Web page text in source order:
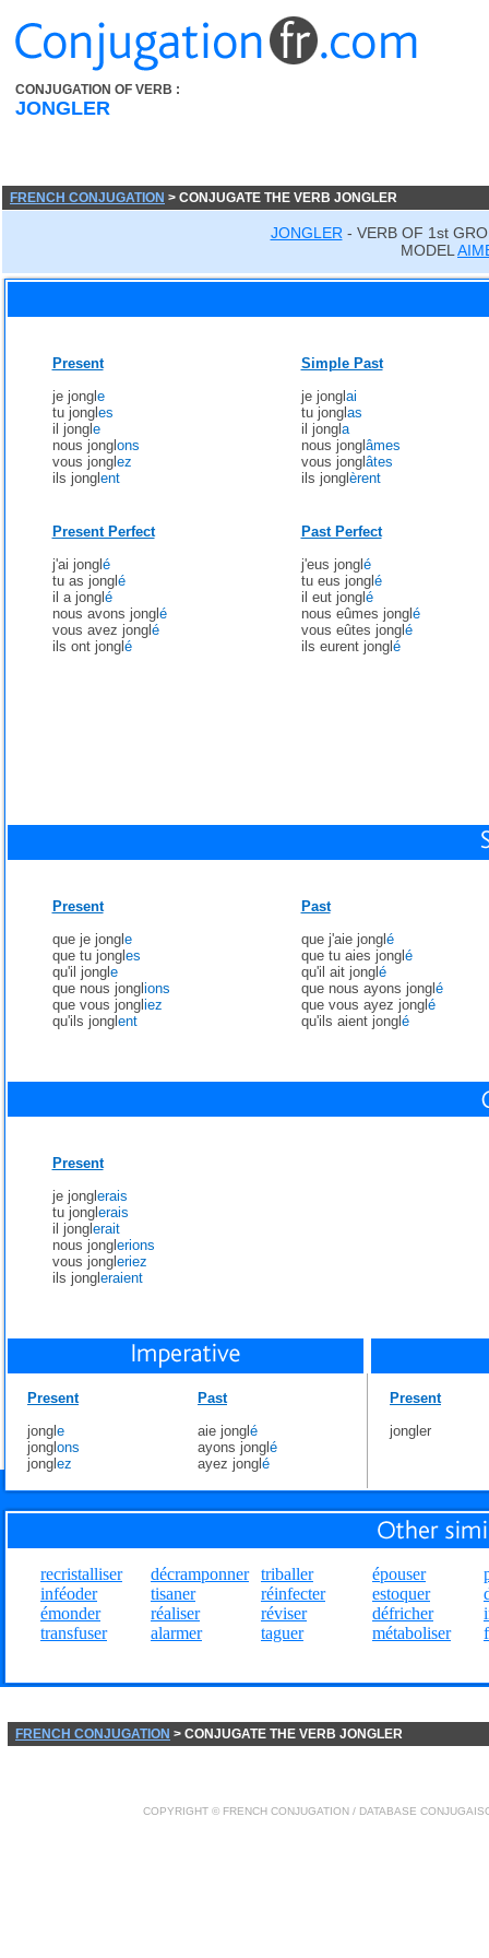
CONJUGATION OF VERB :
JONGLER
FRENCH CONJUGATION > CONJUGATE THE VERB JONGLER
JONGLER - VERB OF 1st
MODEL
Present
je jongl e
tu jongl es
il jongl e
nous jongl ons
vous jongl ez
ils jongl ent
Simple Past
je jongl ai
tu jongl as
il jongl a
nous jongl âmes
vous jongl âtes
ils jongl èrent
Present Perfect
j'ai jongl é
tu as jongl é
il a jongl é
nous avons jongl é
vous avez jongl é
ils ont jongl é
Past Perfect
j'eus jongl é
tu eus jongl é
il eut jongl é
nous eûmes jongl é
vous eûtes jongl é
ils eurent jongl é
Present
que je jongl e
que tu jongl es
qu'il jongl e
que nous jongl ions
que vous jongl iez
qu'ils jongl ent
Past
que j'aie jongl é
que tu aies jongl é
qu'il ait jongl é
que nous ayons jongl é
que vous ayez jongl é
qu'ils aient jongl é
Present
je jongl erais
tu jongl erais
il jongl erait
nous jongl erions
vous jongl eriez
ils jongl eraient
Present
jongl e
jongl ons
jongl ez
Past
aie jongl é
ayons jongl é
ayez jongl é
Present
jongler
recristalliser
inféoder
émonder
transfuser
décramponner
tisaner
réaliser
alarmer
triballer
réinfecter
réviser
taguer
épouser
estoquer
défricher
métaboliser
FRENCH CONJUGATION > CONJUGATE THE VERB JONGLER
COPYRIGHT © FRENCH CONJUGATION / DATABASE